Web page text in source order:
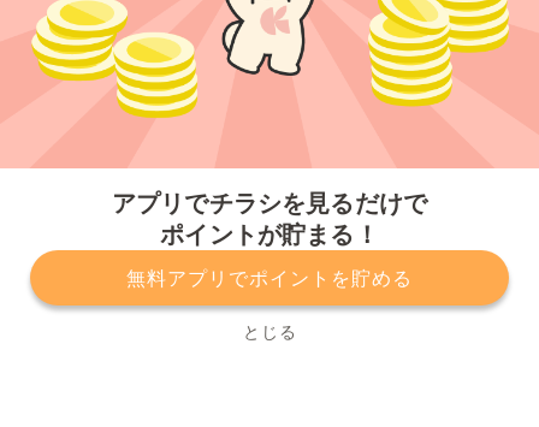
アプリでチラシを見るだけで
ポイントが貯まる！
無料アプリでポイントを貯める
とじる
プライバシーポリシー 利用規約
運営会社
サービスに関してのお問い合わせ